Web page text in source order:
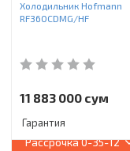
Холодильник Hofmann
RF360CDMG/HF
11 883 000 сум
Гарантия
Рассрочка0-35-12